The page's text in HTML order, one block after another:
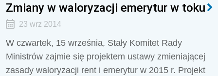
Zmiany w waloryzacji emerytur w toku
23 wrz 2014
W czwartek, 15 września, Stały Komitet Rady
Ministrów zajmie się projektem ustawy zmieniającej
zasady waloryzacji rent i emerytur w 2015 r. Projekt